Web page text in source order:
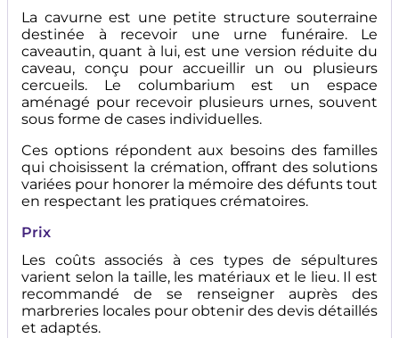
La cavurne est une petite structure souterraine
destinée à recevoir une urne funéraire. Le
caveautin, quant à lui, est une version réduite du
caveau, conçu pour accueillir un ou plusieurs
cercueils. Le columbarium est un espace
aménagé pour recevoir plusieurs urnes, souvent
sous forme de cases individuelles.
Ces options répondent aux besoins des familles
qui choisissent la crémation, offrant des solutions
variées pour honorer la mémoire des défunts tout
en respectant les pratiques crématoires.
Prix
Les coûts associés à ces types de sépultures
varient selon la taille, les matériaux et le lieu. Il est
recommandé de se renseigner auprès des
marbreries locales pour obtenir des devis détaillés
et adaptés.